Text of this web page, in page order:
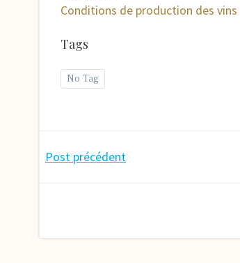
Conditions de production des vins
Tags
No Tag
Navigation
l’article
Post précédent